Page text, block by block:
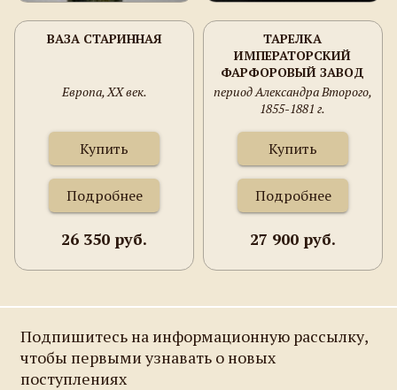
ВАЗА СТАРИННАЯ
Европа, XX век.
Купить
Подробнее
26 350 руб.
ТАРЕЛКА
ИМПЕРАТОРСКИЙ
ФАРФОРОВЫЙ ЗАВОД
период Александра Второго,
1855-1881 г.
Купить
Подробнее
27 900 руб.
Подпишитесь на информационную рассылку,
чтобы первыми узнавать о новых
поступлениях